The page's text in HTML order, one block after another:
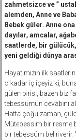
zahmetsizce ve ”
alemden, Anne ve
Bebek güler. Anne
dayılar, amcalar,
saatlerde, bir
yeni geldiği dünya
Hayatımızın ilk
o kadar iç içeyiz ki,
gülen birisi, bazen biz
tebessümün cevabını
Hatta çoğu zaman,
Mütebessim bir resme
bir tebessüm